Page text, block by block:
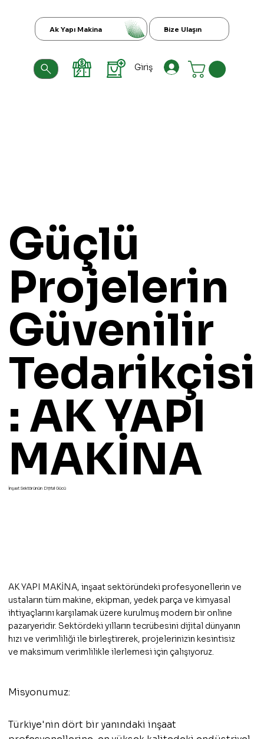
Giriş
Ak Yapı Makina Bize Ulaşın
Güçlü
Projelerin
Güvenilir
Tedarikçisi
: AK YAPI
MAKİNA
İnşaat Sektörünün Dijital Gücü
Misyonumuz:
Türkiye'nin dört bir yanındaki inşaat
AK YAPI MAKİNA, inşaat sektöründeki profesyonellerin ve
ustaların tüm makine, ekipman, yedek parça ve kimyasal
ihtiyaçlarını karşılamak üzere kurulmuş modern bir online
pazaryeridir. Sektördeki yılların tecrübesini dijital dünyanın
hızı ve verimliliği ile birleştirerek, projelerinizin kesintisiz
ve maksimum verimlilikle ilerlemesi için çalışıyoruz.